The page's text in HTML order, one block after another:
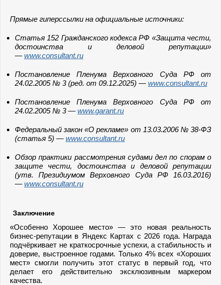
Прямые гиперссылки на официальные источники:
Статья 152 Гражданского кодекса РФ «Защита чести,
достоинства и деловой репутации»
— www.consultant.ru
Постановление Пленума Верховного Суда РФ от
24.02.2005 № 3 (ред. от 09.12.2025) — www.consultant.ru
Постановление Пленума Верховного Суда РФ от
24.02.2005 № 3 — www.garant.ru
Федеральный закон «О рекламе» от 13.03.2006 № 38-ФЗ
(статья 5) — www.consultant.ru
Обзор практики рассмотрения судами дел по спорам о
защите чести, достоинства и деловой репутации
(утв. Президиумом Верховного Суда РФ 16.03.2016)
— www.consultant.ru
Заключение
«Особенно Хорошее место» — это новая реальность
бизнес-репутации в Яндекс Картах с 2026 года. Награда
подчёркивает не краткосрочные успехи, а стабильность и
доверие, выстроенное годами. Только 4% всех «Хороших
мест» смогли получить этот статус в первый год, что
делает его действительно эксклюзивным маркером
качества.